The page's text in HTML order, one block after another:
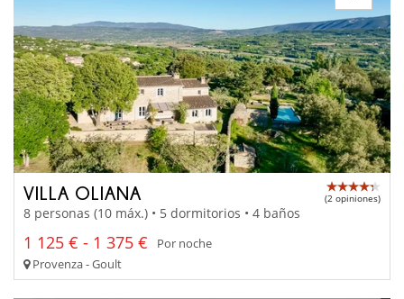
VILLA OLIANA (2 opiniones)
8 personas (10 máx.) • 5 dormitorios • 4 baños
1 125 € - 1 375 €
Por noche
Provenza - Goult